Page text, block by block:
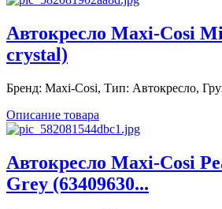
Автокресло Maxi-Cosi
crystal)
Бренд: Maxi-Cosi, Тип: Автокресло,
Описание товара
Автокресло Maxi-Cosi
Grey (63409630...